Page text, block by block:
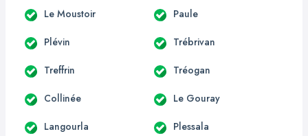
Le Moustoir Paule
Plévin Trébrivan
Treffrin Tréogan
Collinée Le Gouray
Langourla Plessala